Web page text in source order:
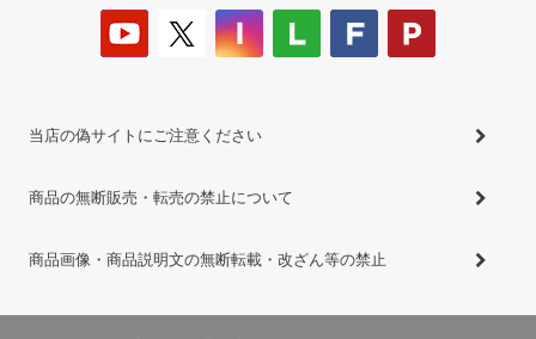
当店の偽サイトにご注意ください
商品の無断販売・転売の禁止について
商品画像・商品説明文の無断転載・改ざん等の禁止